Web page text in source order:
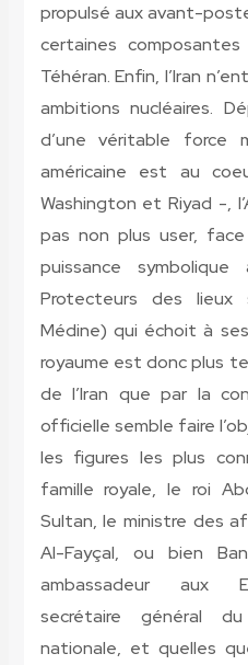
propulsé aux avant-
certaines
Téhéran. Enfin, l’Iran
ambitions nucléaires.
d’une véritable force
américaine est au
Washington et Riyad -,
pas non plus user,
puissance
Protecteurs des
Médine) qui échoit à
royaume est donc plus
de l’Iran que par la
officielle semble faire
les figures les plus
famille royale, le roi
Sultan, le ministre des
Al-Fayçal, ou bien
ambassadeur aux
secrétaire général
nationale, et quelles